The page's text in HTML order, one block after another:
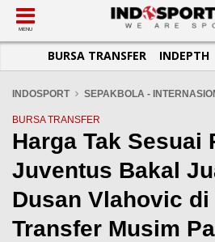
SUB-MENU
SEPAKBOLA
LIGA INGGRIS
LIGA ITALIA
LIGA SPANYOL
LIGA CHAMPIONS
SUB-MENU
SPORTAINMENT
SUB-MENU
OTOMOTIF
OTOMANIA
SUB-MENU
BASKET
FUTSAL
OLIMPIK
E-SPORT
SUB-MENU
JADWAL
SUB-MENU
TOPIK HARI INI
INFOGRAFIS
GALERI FOTO
TEMPAT OLAHRAGA
PASUKAN SEHAT
MENU
BURSA TRANSFER INDEPTH
INDOSPORT SEPAKBOLA -
BURSA TRANSFER
Harga Tak Sesuai
Juventus Bakal
Dusan Vlahovic
Transfer Musim